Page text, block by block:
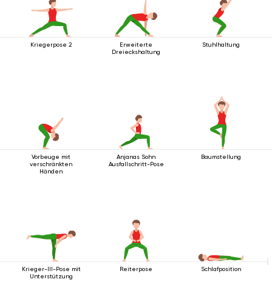
Kriegerpose 2
Erweiterte
Dreieckshaltung
Stuhlhaltung
Vorbeuge mit
verschränkten
Händen
Anjanas Sohn
Ausfallschritt-Pose
Baumstellung
Krieger-III-Pose mit
Unterstützung
Reiterpose Schlafposition